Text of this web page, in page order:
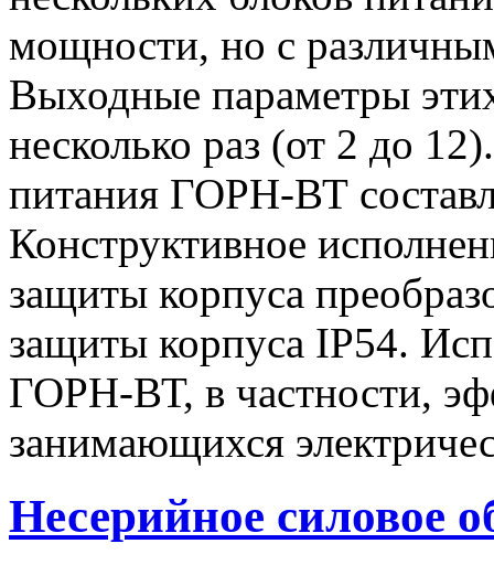
мощности, но с
Выходные параметры
несколько раз (от 2 до
питания ГОРН-ВТ
Конструктивное
защиты корпуса
защиты корпуса IP54.
ГОРН-ВТ, в частности,
занимающихся
Несерийное силовое